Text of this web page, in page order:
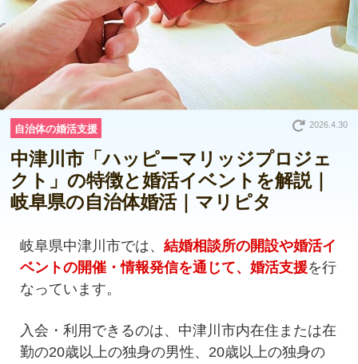
自治体の婚活支援 2026.4.30
中津川市「ハッピーマリッジプロジェ
クト」の特徴と婚活イベントを解説｜
岐阜県の自治体婚活｜マリピタ
岐阜県中津川市では、結婚相談所の開設や婚活イ
ベントの開催・情報発信を通じて、婚活支援を行
なっています。
入会・利用できるのは、中津川市内在住または在
勤の20歳以上の独身の男性、20歳以上の独身の